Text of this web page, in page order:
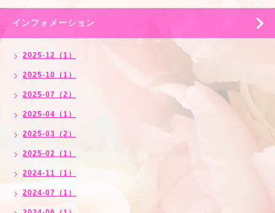
インフォメーション
2025-12（1）
2025-10（1）
2025-07（2）
2025-04（1）
2025-03（2）
2025-02（1）
2024-11（1）
2024-07（1）